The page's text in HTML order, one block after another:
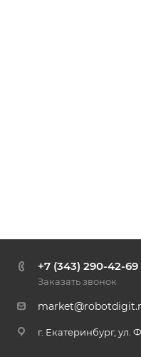
+7 (343) 290-42-69
Заказать звонок
г. Екатеринбург, ул.